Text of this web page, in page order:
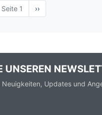
Seite 1
Nächste
Seite
››
UNSEREN
Updates und